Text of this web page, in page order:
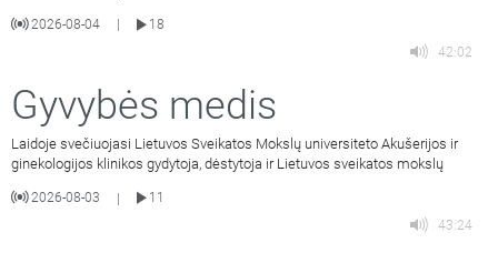
2026-08-04
18
42:02
Gyvybės medis
Laidoje svečiuojasi Lietuvos Sveikatos Mokslų universiteto Akušerijos ir
ginekologijos klinikos gydytoja, dėstytoja ir Lietuvos sveikatos mokslų
2026-08-03 |
11
43:24